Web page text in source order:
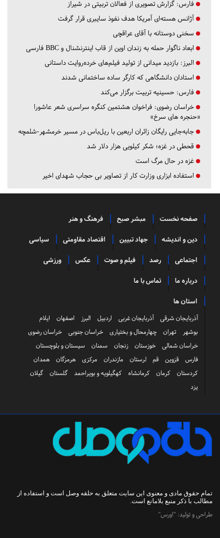
فارس: گزارش تصویری از فعالان تربیتی در شیراز
آژانس هسته‌ای آمریکا هدف نفوذ سایبری قرار گرفت
سخنی دوستانه با آقای عراقچی
ابعاد ناگوار حمله به زندان اوین از قاب اینترنشنال و BBC فارسی
البرز: بازدید میدانی از تولید فیلم‌های خرده‌روایت داستانی
استادان دانشگاهی که کارگر ساده ساختمانی شدند
فارس: حسینیه تربیت برگزار می‌کند
خراسان رضوی: فراخوان هشتمین کنگره سراسری شعر عاشورا
«حنجره های سرخ»
جابه‌جایی رایگان زائران اربعین با ریل‌باس در مسیر خرمشهر-شلمچه
قحطی در غزه؛ شکر کیلویی هزار دلار شد
غزه در حال مرگ است
استفاده ابزاری وزارت کار از تصاویر بی حجاب شهدای اخیر
صفحه نخست مبشر صبح فرهنگ و هنر
دین و اندیشه جهاد تبیین اقتصاد مقاومتی سیاسی
اجتماعی رصد فیلم و صوت عکس ورزشی
درباره ما تماس با ما
استان ها
آذربایجان شرقی آذربایجان غربی اردبیل البرز اصفهان
ایلام
بوشهر
تهران چهارمحال و بختیاری خراسان جنوبی
خراسان رضوی
خراسان شمالی
خوزستان زنجان سمنان
سیستان و بلوچستان
فارس
قزوین قم لرستان مازندران مرکزی هرمزگان
همدان
کردستان
کرمان کرمانشاه کهگیلویه و بویراحمد گلستان
گیلان
یزد
تمام حقوق مادی و معنوی این سایت متعلق به حلقه وصل است و استفاده از
مطالب با ذکر منبع بلامانع است.
طراحی و تولید: "اورس"